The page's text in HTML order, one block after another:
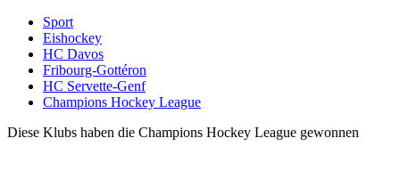
Sport
Eishockey
HC Davos
Fribourg-Gottéron
HC Servette-Genf
Champions Hockey League
Diese Klubs haben die Champions Hockey League gewonnen